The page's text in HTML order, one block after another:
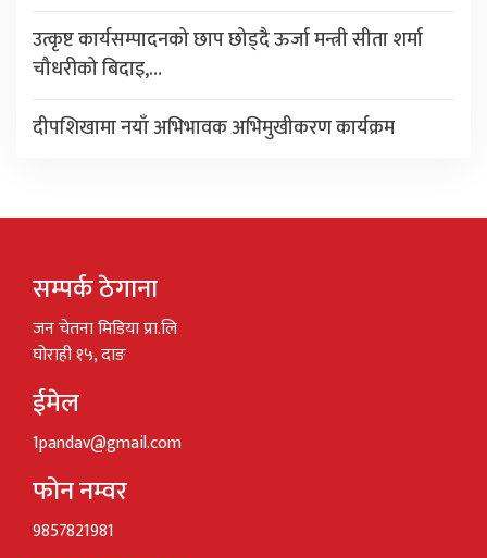
उत्कृष्ट कार्यसम्पादनको छाप छोड्दै ऊर्जा मन्त्री सीता शर्मा
चौधरीको बिदाइ,…
दीपशिखामा नयाँ अभिभावक अभिमुखीकरण कार्यक्रम
सम्पर्क ठेगाना
जन चेतना मिडिया प्रा.लि
घोराही १५, दाङ
ईमेल
1pandav@gmail.com
फोन नम्वर
9857821981